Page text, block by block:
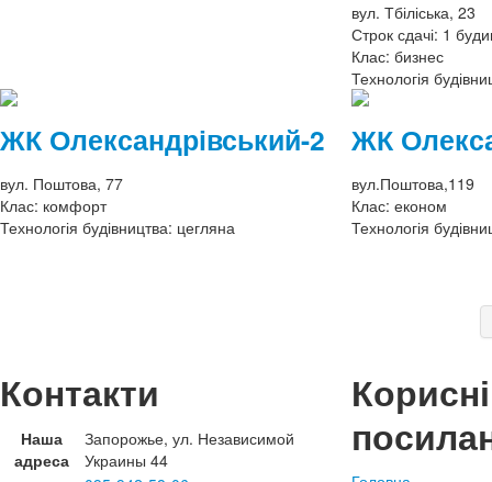
вул. Тбіліська, 23
Строк сдачі: 1
Клас: бизнес
Технологія
ЖК Олександрівський-2
вул. Поштова, 77
Клас: комфорт
Технологія будівництва: цегляна
ЖК
вул.Поштова,119
Клас: економ
Технологія
Контакти
Наша
адреса
Запорожье, ул. Независимой
Украины 44
Корисні